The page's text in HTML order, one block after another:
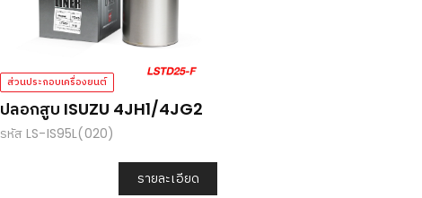
ส่วนประกอบเครื่องยนต์
ปลอกสูบ ISUZU 4JH1/4JG2
รหัส LS-IS95L(020)
รายละเอียด